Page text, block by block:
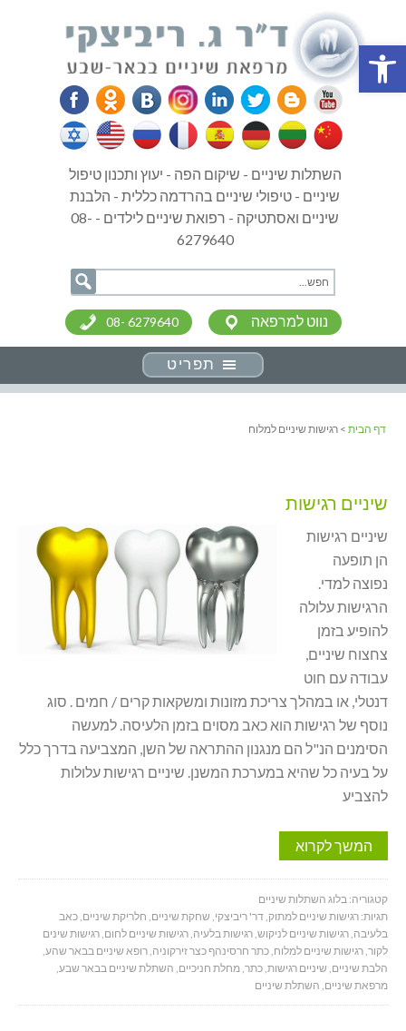
פתח סרגל נגישות
השתלות שיניים - שיקום הפה - יעוץ ותכנון טיפול
שיניים - טיפולי שיניים בהרדמה כללית - הלבנת
שיניים ואסתטיקה - רפואת שיניים לילדים - 08-
6279640
08- 6279640 נווט למרפאה
תפריט
דף הבית > רגישות שיניים למלוח
שיניים רגישות
שיניים רגישות
הן תופעה
נפוצה למדי.
הרגישות עלולה
להופיע בזמן
צחצוח שיניים,
עבודה עם חוט
דנטלי, או במהלך צריכת מזונות ומשקאות קרים / חמים . סוג
נוסף של רגישות הוא כאב מסוים בזמן הלעיסה. למעשה
הסימנים הנ"ל הם מנגנון ההתראה של השן, המצביעה בדרך כלל
על בעיה כל שהיא במערכת המשנן. שיניים רגישות עלולות
להצביע
המשך לקרוא
קטגוריה: בלוג השתלות שיניים
תגיות: רגישות שיניים למתוק,דר' ריביצקי, שחקת שיניים, חלריקת שיניים,כאב
בלעיבה,רגישות שיניים לניקוש,רגישות בלעיה,רגישות שיניים לחום,רגישות שינים
לקור,רגישות שיניים למלוח,כתר חרסינהף כצר זירקוניה,רופא שיניים בבאר שהע,
הלבת שיניים, שיניים רגישות,כתר,מחלת חניכיים, השתלת שיניים בבאר שבע,
מרפאת שיניים, השתלת שיניים